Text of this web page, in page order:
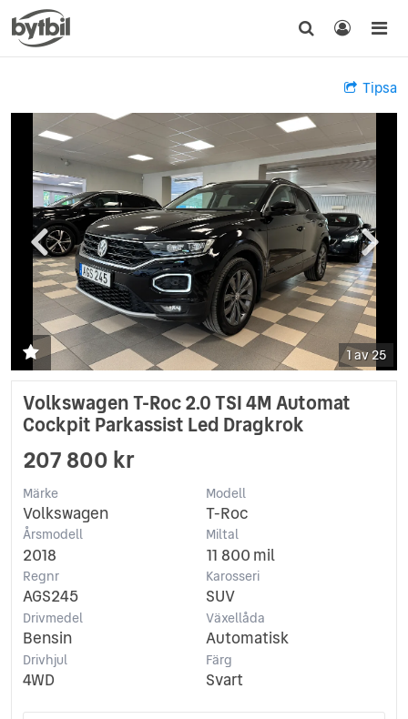
Tipsa
1 av 25
Volkswagen T-Roc 2.0 TSI 4M Automat
Cockpit Parkassist Led Dragkrok
207 800 kr
Märke
Volkswagen
Modell
T-Roc
Årsmodell
2018
Miltal
11 800 mil
Regnr
AGS245
Karosseri
SUV
Drivmedel
Bensin
Växellåda
Automatisk
Drivhjul
4WD
Färg
Svart